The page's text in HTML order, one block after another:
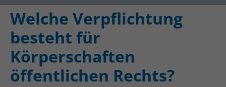
Welche Verpflichtung
besteht für
Körperschaften
öffentlichen Rechts?